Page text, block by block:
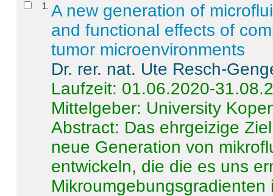
1
A new generation of
and functional effects of
tumor microenvironments
Dr. rer. nat. Ute Resch-
Laufzeit: 01.06.2020-
Mittelgeber: University
Abstract: Das ehrgeizige
neue Generation von
entwickeln, die die es uns
Mikroumgebungsgradienten